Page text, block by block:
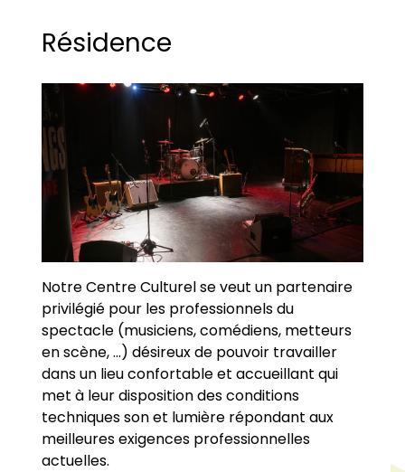
Résidence
Notre Centre Culturel se veut un partenaire
privilégié pour les professionnels du
spectacle (musiciens, comédiens, metteurs
en scène, ...) désireux de pouvoir travailler
dans un lieu confortable et accueillant qui
met à leur disposition des conditions
techniques son et lumière répondant aux
meilleures exigences professionnelles
actuelles.